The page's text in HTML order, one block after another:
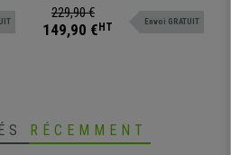
tôles en acier avec une grande
capacité de stockage.
229,90 €
149,90 € HT Envoi GRATUIT
RÉCEMMENT